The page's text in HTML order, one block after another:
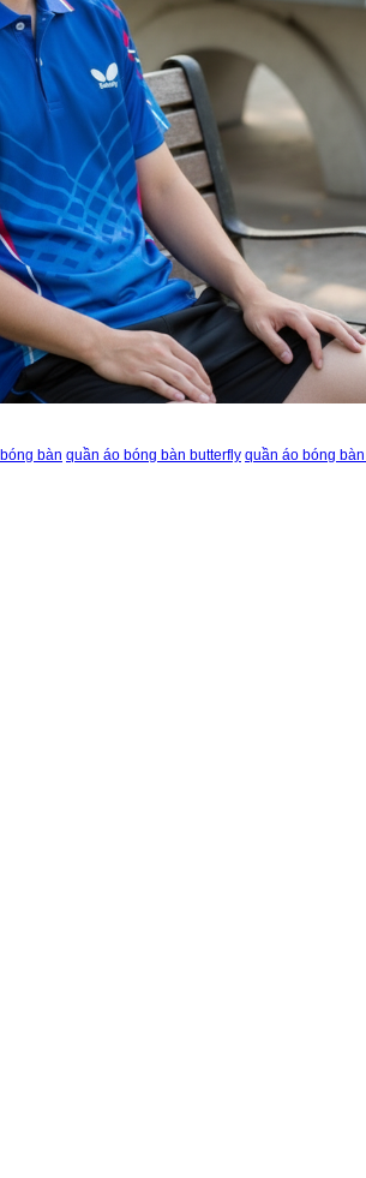
bàn quần áo bóng bàn butterfly quần áo bóng